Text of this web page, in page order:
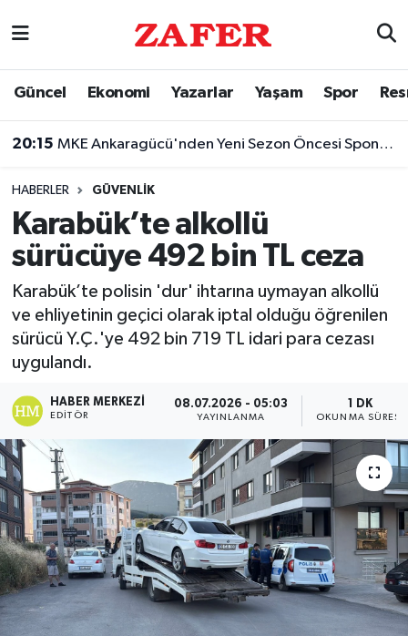
Güncel Ekonomi Yazarlar Yaşam Spor
20:15 MKE Ankaragücü'nden Yeni Sezon Öncesi Sponsorluk Duyurusu!
HABERLER GÜVENLIK
Karabük’te alkollü
sürücüye 492 bin TL ceza
Karabük’te polisin 'dur' ihtarına uymayan alkollü
ve ehliyetinin geçici olarak iptal olduğu öğrenilen
sürücü Y.Ç.'ye 492 bin 719 TL idari para cezası
uygulandı.
HABER MERKEZI
EDITÖR
08.07.2026 - 05:03
YAYINLANMA
1 DK
OKUNMA SÜRESI
Nöbetçi Eczaneler
Trafik Durumu
Süper Lig Puan Durumu ve Fikstür
Tüm Manşetler
Son Dakika Haberleri
Haber Arşivi